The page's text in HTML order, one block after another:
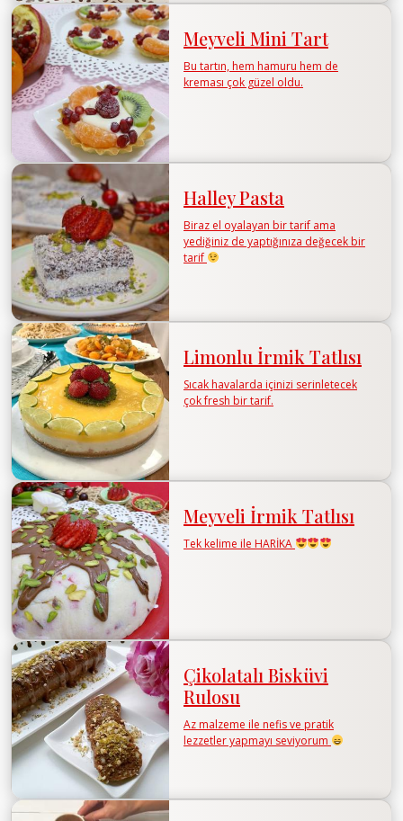
Meyveli Mini Tart
Bu tartın, hem hamuru hem de
kreması çok güzel oldu.
Halley Pasta
Biraz el oyalayan bir tarif ama
yediğiniz de yaptığınıza değecek bir
tarif
Limonlu İrmik Tatlısı
Sıcak havalarda içinizi serinletecek
çok fresh bir tarif.
Meyveli İrmik Tatlısı
Tek kelime ile HARİKA
Çikolatalı Bisküvi
Rulosu
Az malzeme ile nefis ve pratik
lezzetler yapmayı seviyorum